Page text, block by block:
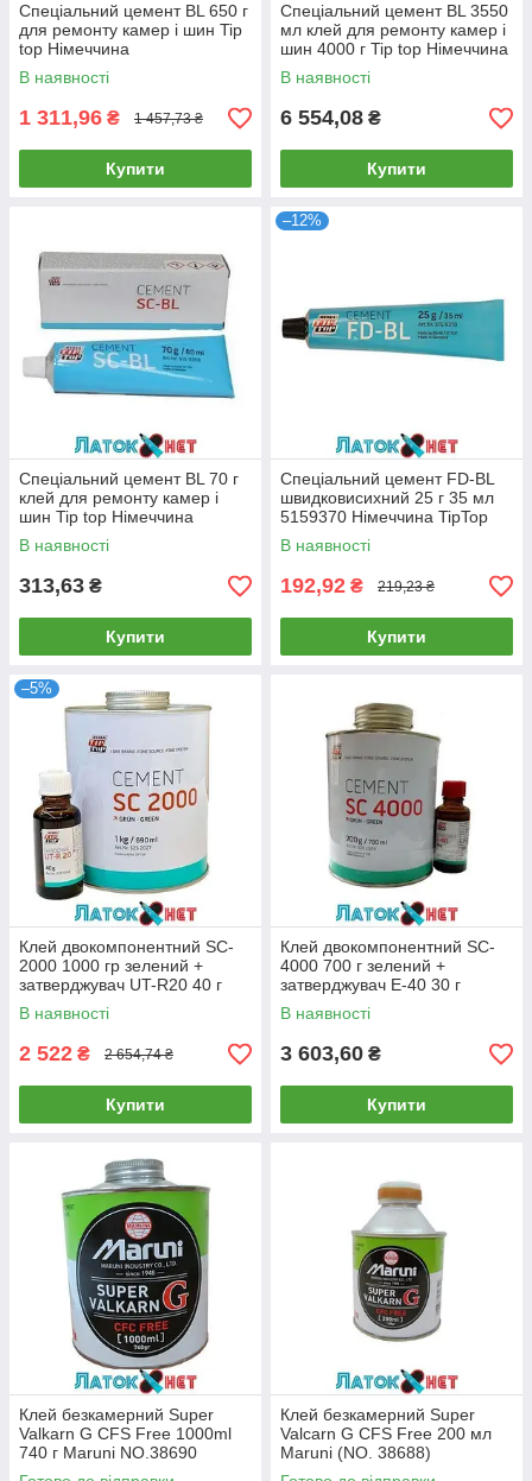
Спеціальний цемент BL 650 г
для ремонту камер і шин Tip
top Німеччина
В наявності
1 311,96 ₴ 1 457,73 ₴
Купити
Спеціальний цемент BL 3550
мл клей для ремонту камер і
шин 4000 г Tip top Німеччина
В наявності
6 554,08 ₴
Купити
Спеціальний цемент BL 70 г
клей для ремонту камер і
шин Tip top Німеччина
В наявності
313,63 ₴
Купити
–12%
Спеціальний цемент FD-BL
швидковисихний 25 г 35 мл
5159370 Німеччина TipTop
В наявності
192,92 ₴ 219,23 ₴
Купити
–5%
Клей двокомпонентний SC-
2000 1000 гр зелений +
затверджувач UT-R20 40 г
TipTop 5252027
В наявності
2 522 ₴ 2 654,74 ₴
Купити
Клей двокомпонентний SC-
4000 700 г зелений +
затверджувач Е-40 30 г
TipTop
В наявності
3 603,60 ₴
Купити
Клей безкамерний Super
Valkarn G CFS Free 1000ml
740 г Maruni NO.38690
Клей безкамерний Super
Valcarn G CFS Free 200 мл
Maruni (NO. 38688)